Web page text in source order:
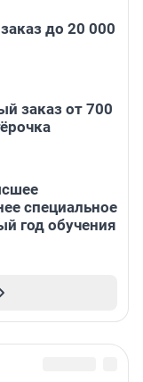
до 20 000
заказ от 700
специальное
год обучения